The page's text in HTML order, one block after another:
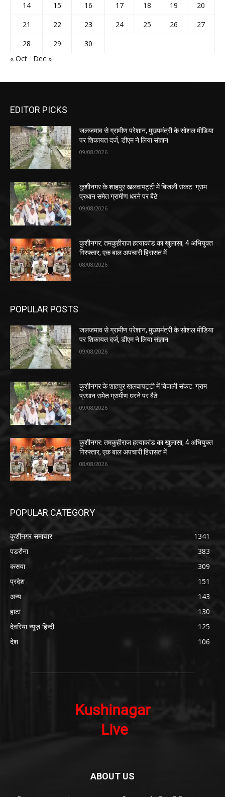
14
15 16 17 18 19
20
21
22 23 24 25 26
27
28
29
30
« Oct
Dec »
EDITOR PICKS
जलजमाव से ग्रामीण परेशान, मुख्यमंत्री के सोशल मीडिया
पर शिकायत दर्ज, डीएम ने लिया संज्ञान
09/08/2026
कुशीनगर के शाहपुर खलवापट्टी में बिजली संकट: ग्राम
प्रधान समेत ग्रामीण धरने पर बैठे
09/08/2026
कुशीनगर: तमकुहीराज हत्याकांड का खुलासा, 4 अभियुक्त
गिरफ्तार, एक बाल अपचारी हिरासत में
08/08/2026
POPULAR POSTS
जलजमाव से ग्रामीण परेशान, मुख्यमंत्री के सोशल मीडिया
पर शिकायत दर्ज, डीएम ने लिया संज्ञान
09/08/2026
कुशीनगर के शाहपुर खलवापट्टी में बिजली संकट: ग्राम
प्रधान समेत ग्रामीण धरने पर बैठे
09/08/2026
कुशीनगर: तमकुहीराज हत्याकांड का खुलासा, 4 अभियुक्त
गिरफ्तार, एक बाल अपचारी हिरासत में
08/08/2026
POPULAR CATEGORY
कुशीनगर समाचार
1341
पडरौना
383
कसया
309
प्रदेश
151
अन्य
143
हाटा
130
देवरिया न्यूज़ हिन्दी
125
देश
106
ABOUT US